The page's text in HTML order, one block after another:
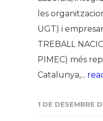
les
UGT) i
TREBALL
PIMEC) més
Catalunya,...
1 DE DESEMBRE